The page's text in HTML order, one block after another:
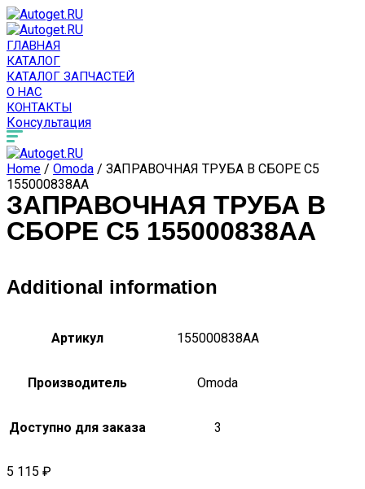
ГЛАВНАЯ
КАТАЛОГ
КАТАЛОГ ЗАПЧАСТЕЙ
О НАС
КОНТАКТЫ
Консультация
Home / Omoda / ЗАПРАВОЧНАЯ ТРУБА В СБОРЕ C5
155000838AA
ЗАПРАВОЧНАЯ ТРУБА В
СБОРЕ C5 155000838AA
Additional information
Артикул 155000838AA
Производитель Omoda
Доступно для заказа 3
5 115 ₽